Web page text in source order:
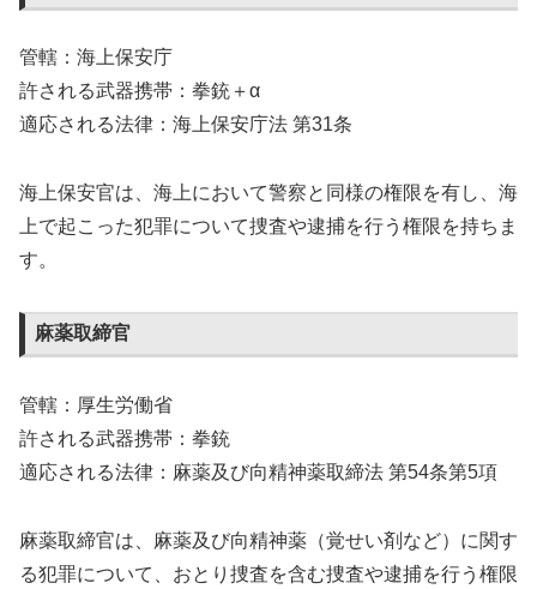
管轄：海上保安庁
許される武器携帯：拳銃＋α
適応される法律：海上保安庁法 第31条
海上保安官は、海上において警察と同様の権限を有し、海
上で起こった犯罪について捜査や逮捕を行う権限を持ちま
す。
麻薬取締官
管轄：厚生労働省
許される武器携帯：拳銃
適応される法律：麻薬及び向精神薬取締法 第54条第5項
麻薬取締官は、麻薬及び向精神薬（覚せい剤など）に関す
る犯罪について、おとり捜査を含む捜査や逮捕を行う権限